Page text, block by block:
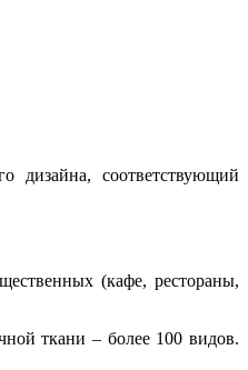
дизайна, соответствующий
(кафе, рестораны,
ткани – более 100 видов.